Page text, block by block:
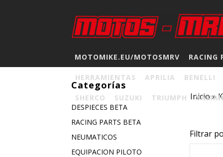
MOTOMIKE.EU/MOTOSMRV RACING
HERRAMIENTAS APRILIA BENELLI
SHERCO SUZUKI TRIUMPH
Categorías
DESPIECES BETA
RACING PARTS BETA
NEUMATICOS
EQUIPACION PILOTO
Inicio»
Filtrar